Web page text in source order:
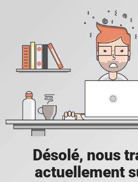
Désolé, nous
actuellement